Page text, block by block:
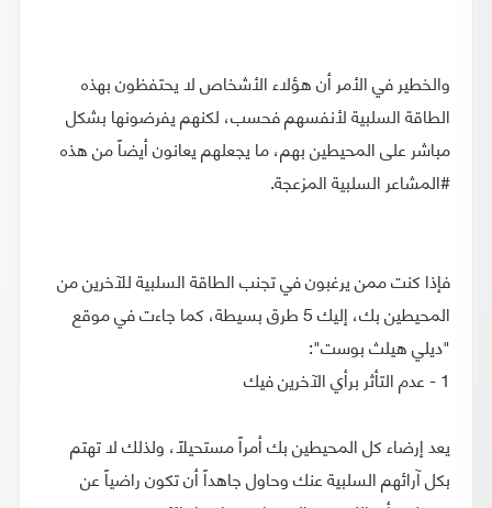
والخطير في الأمر أن هؤلاء الأشخاص لا يحتفظون بهذه
الطاقة السلبية لأنفسهم فحسب، لكنهم يفرضونها بشكل
مباشر على المحيطين بهم، ما يجعلهم يعانون أيضاً من هذه
#المشاعر السلبية المزعجة.
فإذا كنت ممن يرغبون في تجنب الطاقة السلبية للآخرين من
المحيطين بك، إليك 5 طرق بسيطة، كما جاءت في موقع
"ديلي هيلث بوست":
1 - عدم التأثر برأي الآخرين فيك
يعد إرضاء كل المحيطين بك أمراً مستحيلاً، ولذلك لا تهتم
بكل آرائهم السلبية عنك وحاول جاهداً أن تكون راضياً عن